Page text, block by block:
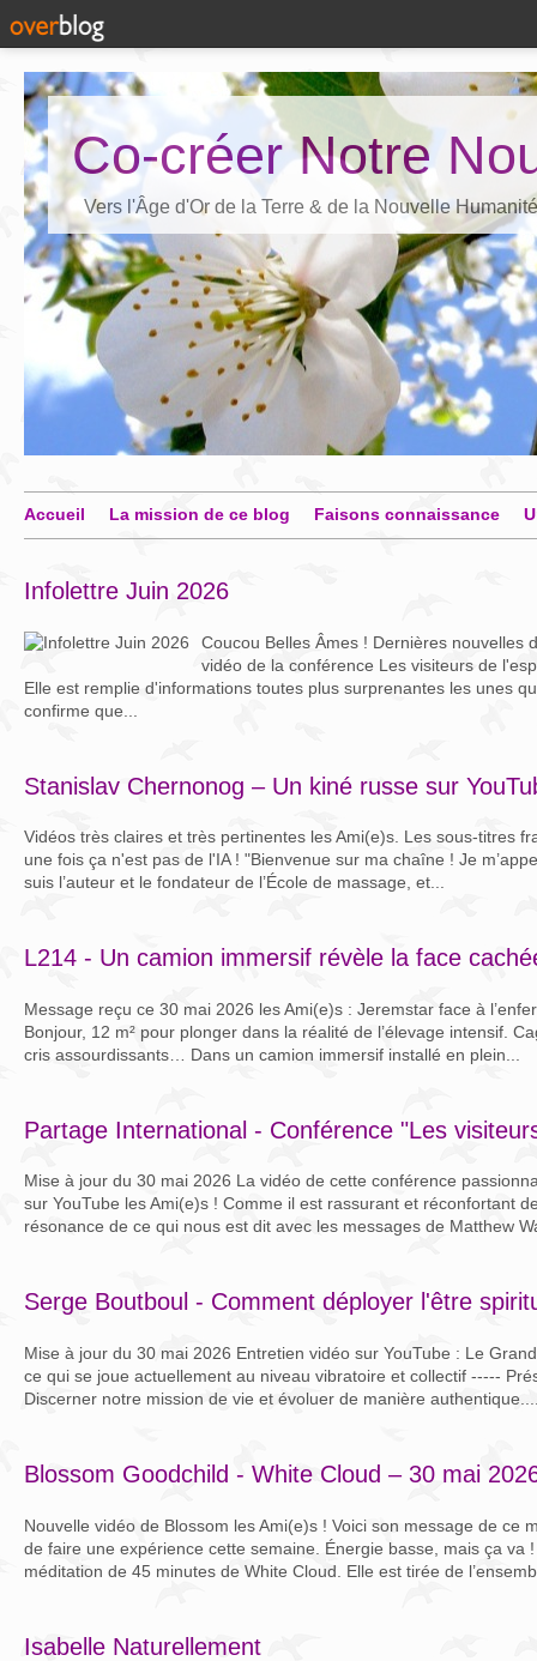
Co-créer Notre
Vers l'Âge d'Or de la Terre & de la Nouvelle Humanité
Accueil La mission de ce blog Faisons connaissance
Infolettre Juin 2026
Coucou Belles Âmes ! Dernières nouvelles
vidéo de la conférence Les visiteurs de
Elle est remplie d'informations toutes plus surprenantes les unes
confirme que...
Stanislav Chernonog – Un kiné russe sur
Vidéos très claires et très pertinentes les Ami(e)s. Les sous-titres
une fois ça n'est pas de l'IA ! "Bienvenue sur ma chaîne ! Je
suis l’auteur et le fondateur de l’École de massage, et...
L214 - Un camion immersif révèle la face
Message reçu ce 30 mai 2026 les Ami(e)s : Jeremstar face à
Bonjour, 12 m² pour plonger dans la réalité de l’élevage intensif.
cris assourdissants… Dans un camion immersif installé en plein...
Partage International - Conférence "Les
Mise à jour du 30 mai 2026 La vidéo de cette conférence
sur YouTube les Ami(e)s ! Comme il est rassurant et réconfortant
résonance de ce qui nous est dit avec les messages de Matthew
Serge Boutboul - Comment déployer l'être
Mise à jour du 30 mai 2026 Entretien vidéo sur YouTube : Le
ce qui se joue actuellement au niveau vibratoire et collectif -----
Discerner notre mission de vie et évoluer de manière
Blossom Goodchild - White Cloud – 30 mai
Nouvelle vidéo de Blossom les Ami(e)s ! Voici son message de ce
de faire une expérience cette semaine. Énergie basse, mais ça va
méditation de 45 minutes de White Cloud. Elle est tirée de
Isabelle Naturellement